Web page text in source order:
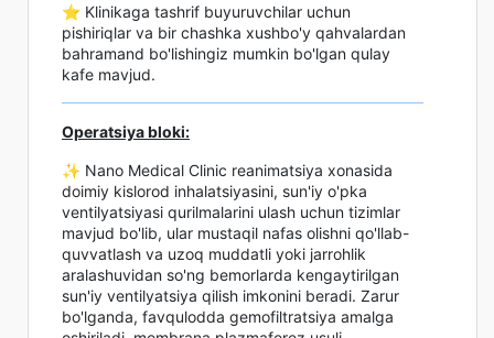
⭐️ Klinikaga tashrif buyuruvchilar uchun
pishiriqlar va bir chashka xushbo'y qahvalardan
bahramand bo'lishingiz mumkin bo'lgan qulay
kafe mavjud.
Operatsiya bloki:
✨ Nano Medical Clinic reanimatsiya xonasida
doimiy kislorod inhalatsiyasini, sun'iy o'pka
ventilyatsiyasi qurilmalarini ulash uchun tizimlar
mavjud bo'lib, ular mustaqil nafas olishni qo'llab-
quvvatlash va uzoq muddatli yoki jarrohlik
aralashuvidan so'ng bemorlarda kengaytirilgan
sun'iy ventilyatsiya qilish imkonini beradi. Zarur
bo'lganda, favqulodda gemofiltratsiya amalga